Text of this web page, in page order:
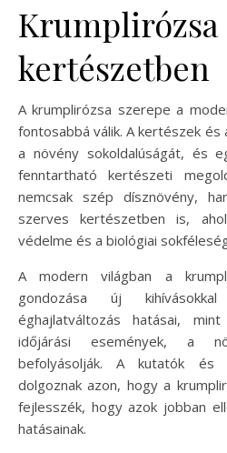
kertészetben
A krumplirózsa szerepe a
fontosabbá válik. A kertészek
a növény sokoldalúságát, és
fenntartható kertészeti
nemcsak szép dísznövény,
szerves kertészetben is,
védelme és a biológiai
A modern világban a
gondozása új
éghajlatváltozás hatásai,
időjárási események, a
befolyásolják. A kutatók és
dolgoznak azon, hogy a
fejlesszék, hogy azok jobban
hatásainak.